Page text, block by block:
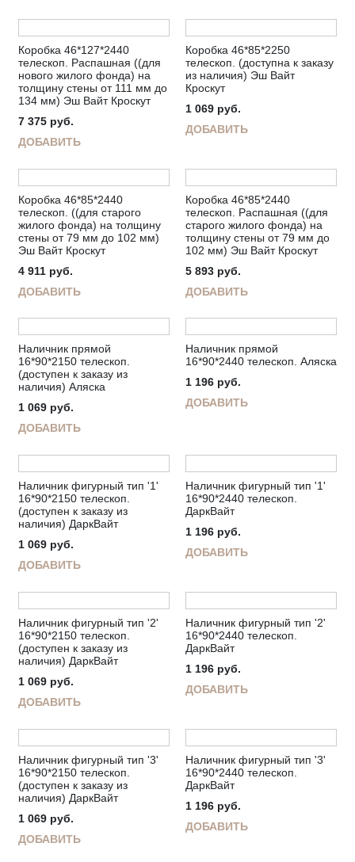
Коробка 46*127*2440
телескоп. Распашная ((для
нового жилого фонда) на
толщину стены от 111 мм до
134 мм) Эш Вайт Кроскут
7 375 руб.
ДОБАВИТЬ
Коробка 46*85*2250
телескоп. (доступна к заказу
из наличия) Эш Вайт
Кроскут
1 069 руб.
ДОБАВИТЬ
Коробка 46*85*2440
телескоп. ((для старого
жилого фонда) на толщину
стены от 79 мм до 102 мм)
Эш Вайт Кроскут
4 911 руб.
ДОБАВИТЬ
Коробка 46*85*2440
телескоп. Распашная ((для
старого жилого фонда) на
толщину стены от 79 мм до
102 мм) Эш Вайт Кроскут
5 893 руб.
ДОБАВИТЬ
Наличник прямой
16*90*2150 телескоп.
(доступен к заказу из
наличия) Аляска
1 069 руб.
ДОБАВИТЬ
Наличник прямой
16*90*2440 телескоп. Аляска
1 196 руб.
ДОБАВИТЬ
Наличник фигурный тип '1'
16*90*2150 телескоп.
(доступен к заказу из
наличия) ДаркВайт
1 069 руб.
ДОБАВИТЬ
Наличник фигурный тип '1'
16*90*2440 телескоп.
ДаркВайт
1 196 руб.
ДОБАВИТЬ
Наличник фигурный тип '2'
16*90*2150 телескоп.
(доступен к заказу из
наличия) ДаркВайт
1 069 руб.
ДОБАВИТЬ
Наличник фигурный тип '2'
16*90*2440 телескоп.
ДаркВайт
1 196 руб.
ДОБАВИТЬ
Наличник фигурный тип '3'
16*90*2150 телескоп.
(доступен к заказу из
наличия) ДаркВайт
1 069 руб.
ДОБАВИТЬ
Наличник фигурный тип '3'
16*90*2440 телескоп.
ДаркВайт
1 196 руб.
ДОБАВИТЬ